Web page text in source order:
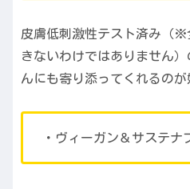
皮膚低刺激性テスト済み（※
きないわけではありません
んにも寄り添ってくれるの
・ヴィーガン＆サステナ